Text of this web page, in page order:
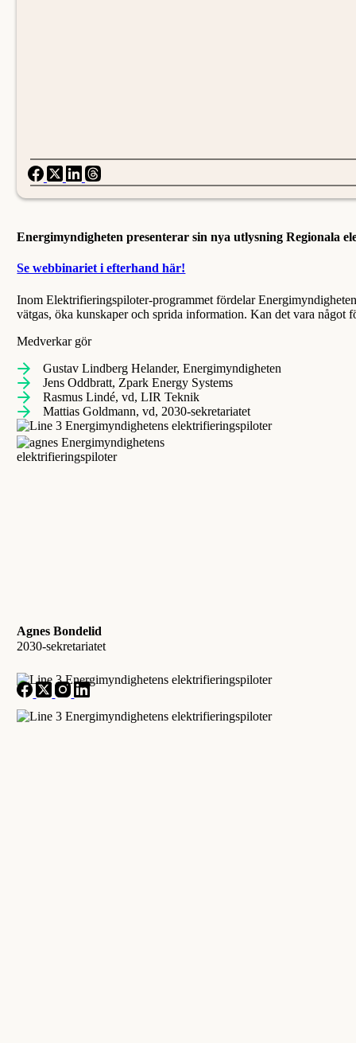
Energimyndigheten presenterar sin nya utlysning Regionala
Se webbinariet i efterhand här!
Inom Elektrifieringspiloter-programmet fördelar
vätgas, öka kunskaper och sprida information. Kan det vara något
Medverkar gör
Gustav Lindberg Helander, Energimyndigheten
Jens Oddbratt, Zpark Energy Systems
Rasmus Lindé, vd, LIR Teknik
Mattias Goldmann, vd, 2030-sekretariatet
Agnes Bondelid
2030-sekretariatet